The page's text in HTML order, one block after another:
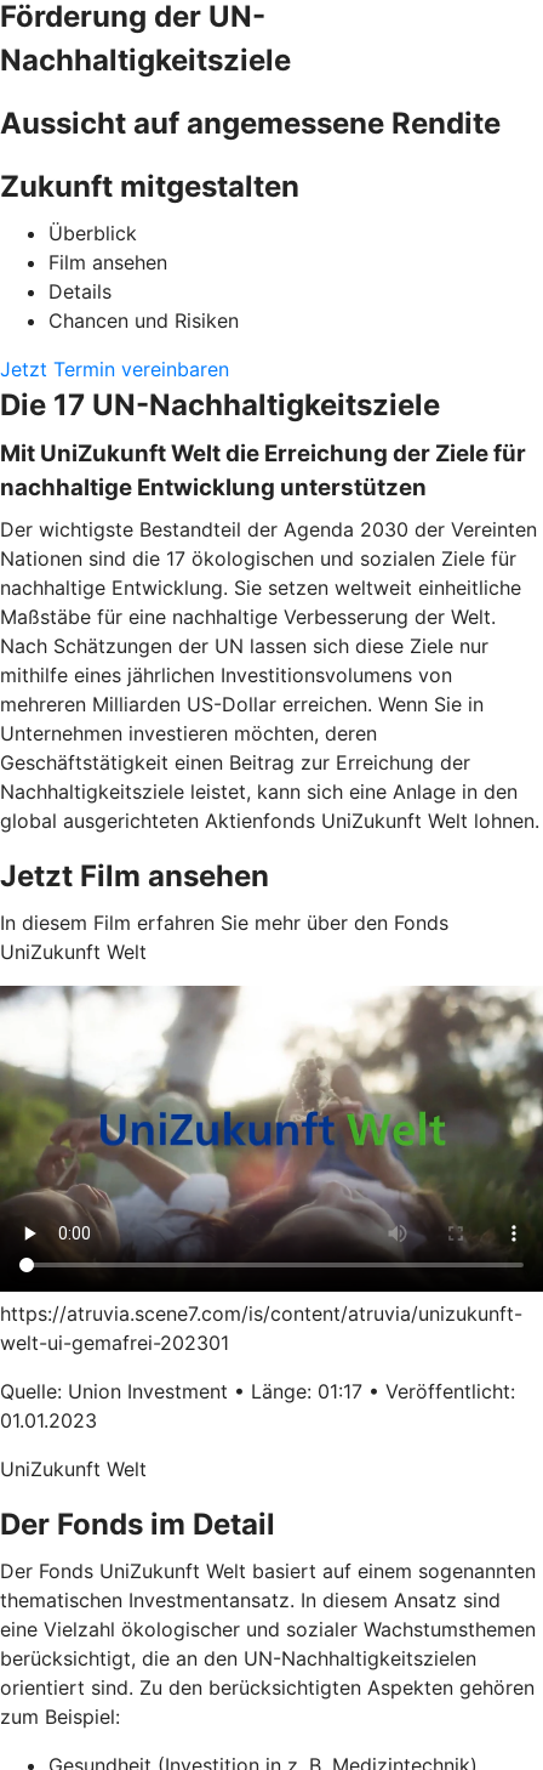
Förderung der UN-
Nachhaltigkeitsziele
Aussicht auf angemessene Rendite
Zukunft mitgestalten
Überblick
Film ansehen
Details
Chancen und Risiken
Jetzt Termin vereinbaren
Die 17 UN-Nachhaltigkeitsziele
Mit UniZukunft Welt die Erreichung der Ziele für
nachhaltige Entwicklung unterstützen
Der wichtigste Bestandteil der Agenda 2030 der Vereinten
Nationen sind die 17 ökologischen und sozialen Ziele für
nachhaltige Entwicklung. Sie setzen weltweit einheitliche
Maßstäbe für eine nachhaltige Verbesserung der Welt.
Nach Schätzungen der UN lassen sich diese Ziele nur
mithilfe eines jährlichen Investitionsvolumens von
mehreren Milliarden US-Dollar erreichen. Wenn Sie in
Unternehmen investieren möchten, deren
Geschäftstätigkeit einen Beitrag zur Erreichung der
Nachhaltigkeitsziele leistet, kann sich eine Anlage in den
global ausgerichteten Aktienfonds UniZukunft Welt lohnen.
Jetzt Film ansehen
In diesem Film erfahren Sie mehr über den Fonds
UniZukunft Welt
https://atruvia.scene7.com/is/content/atruvia/unizukunft-
welt-ui-gemafrei-202301
Quelle: Union Investment • Länge: 01:17 • Veröffentlicht:
01.01.2023
UniZukunft Welt
Der Fonds im Detail
Der Fonds UniZukunft Welt basiert auf einem sogenannten
thematischen Investmentansatz. In diesem Ansatz sind
eine Vielzahl ökologischer und sozialer Wachstumsthemen
berücksichtigt, die an den UN-Nachhaltigkeitszielen
orientiert sind. Zu den berücksichtigten Aspekten gehören
zum Beispiel:
Gesundheit (Investition in z. B. Medizintechnik)